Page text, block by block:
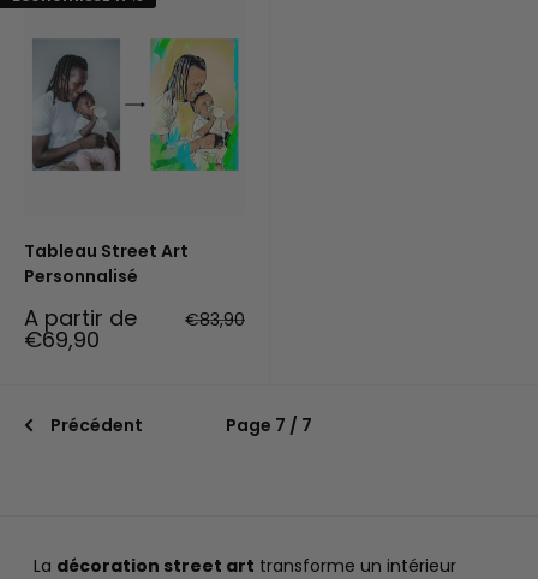
Tableau Street Art
Personnalisé
Prix
réduit
A partir de
€69,90
Prix
normal
€83,90
Précédent Page 7 / 7
La décoration street art transforme un intérieur